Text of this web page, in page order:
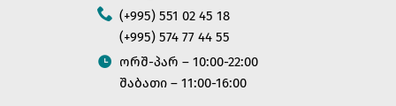
(+995) 551 02 45 18
(+995) 574 77 44 55
ორშ-პარ – 10:00-22:00
შაბათი – 11:00-16:00